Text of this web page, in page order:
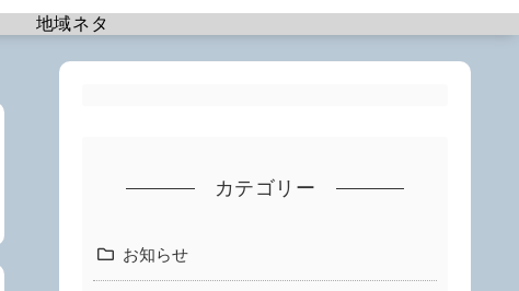
地域ネタ
カテゴリー
お知らせ